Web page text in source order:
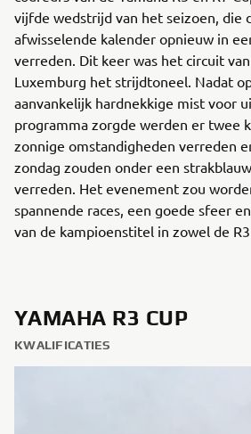
vijfde wedstrijd van het seizoen, die
afwisselende kalender opnieuw in
verreden. Dit keer was het circuit
Luxemburg het strijdtoneel. Nadat
aanvankelijk hardnekkige mist voor
programma zorgde werden er twee
zonnige omstandigheden verreden
zondag zouden onder een
verreden. Het evenement zou
spannende races, een goede sfeer
van de kampioenstitel in zowel de R3
YAMAHA R3 CUP
KWALIFICATIES